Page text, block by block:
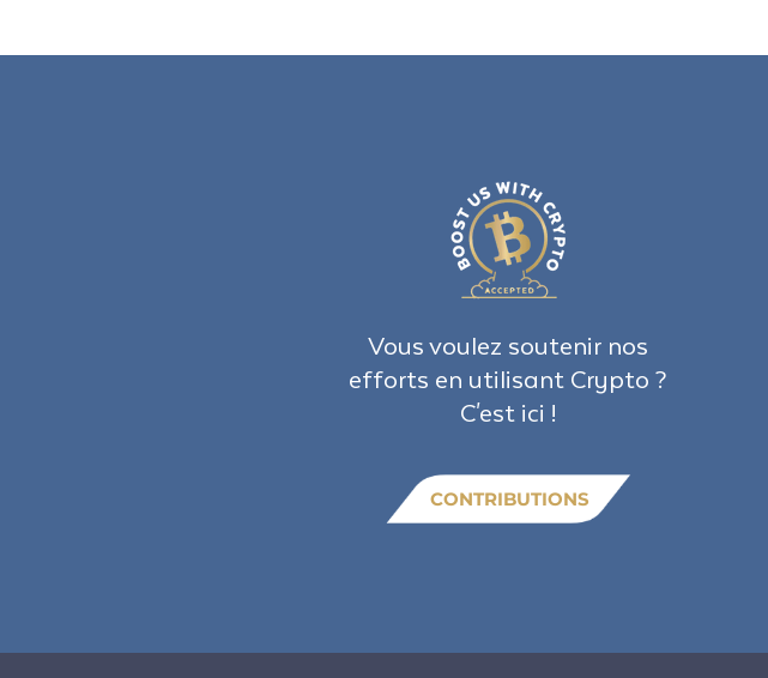
Vous voulez soutenir nos
efforts en utilisant Crypto ?
C'est ici !
CONTRIBUTIONS